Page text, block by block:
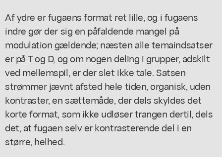
Af ydre er fugaens format ret lille, og i fugaens
indre gør der sig en påfaldende mangel på
modulation gældende; næsten alle temaindsatser
er på T og D, og om nogen deling i grupper, adskilt
ved mellemspil, er der slet ikke tale. Satsen
strømmer jævnt afsted hele tiden, organisk, uden
kontraster, en sættemåde, der dels skyldes det
korte format, som ikke udløser trangen dertil, dels
det, at fugaen selv er kontrasterende del i en
større, helhed.